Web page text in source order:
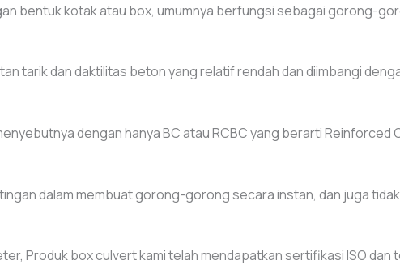
bentuk kotak atau box, umumnya berfungsi sebagai gorong-
tarik dan daktilitas beton yang relatif rendah dan diimbangi
dengan hanya BC atau RCBC yang berarti Reinforced
dalam membuat gorong-gorong secara instan, dan juga
Produk box culvert kami telah mendapatkan sertifikasi ISO dan